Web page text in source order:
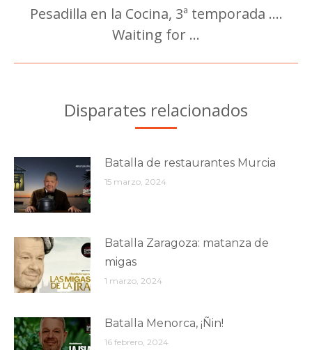
Publicación
siguiente:
Pesadilla en la Cocina, 3ª temporada ….
Waiting for …
Disparates relacionados
Batalla de restaurantes Murcia
15 marzo, 2024
Batalla Zaragoza: matanza de
migas
1 marzo, 2024
Batalla Menorca, ¡Ñin!
16 febrero, 2024